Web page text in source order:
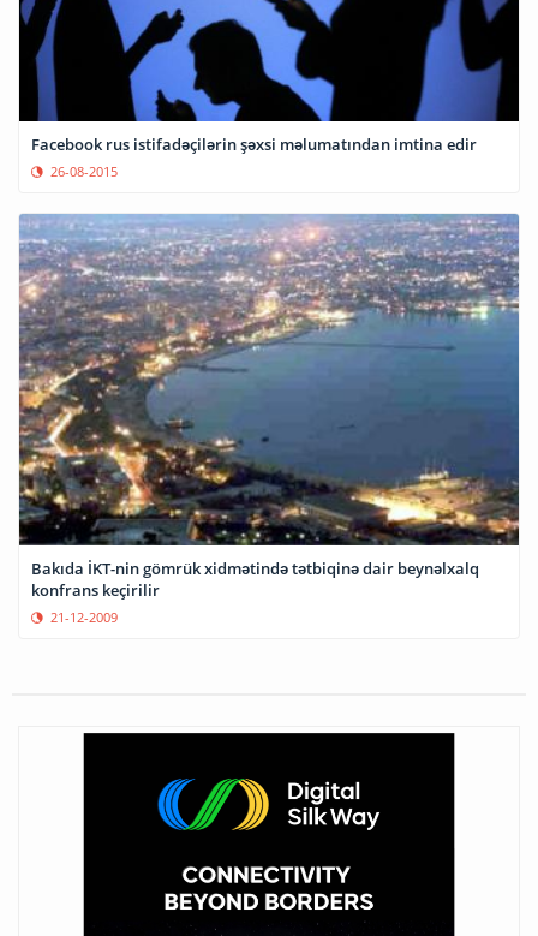
Facebook rus istifadəçilərin şəxsi məlumatından imtina edir
26-08-2015
Bakıda İKT-nin gömrük xidmətində tətbiqinə dair beynəlxalq
konfrans keçirilir
21-12-2009